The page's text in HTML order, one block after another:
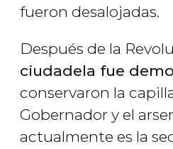
fueron desalojadas.
Después de la
ciudadela fue
conservaron la
Gobernador y el
actualmente es la